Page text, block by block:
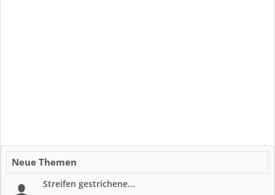
Neue Themen
Streifen gestrichene...